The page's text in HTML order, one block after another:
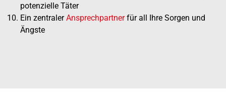
potenzielle Täter
Ein zentralerAnsprechpartnerfür all Ihre Sorgen und
Ängste